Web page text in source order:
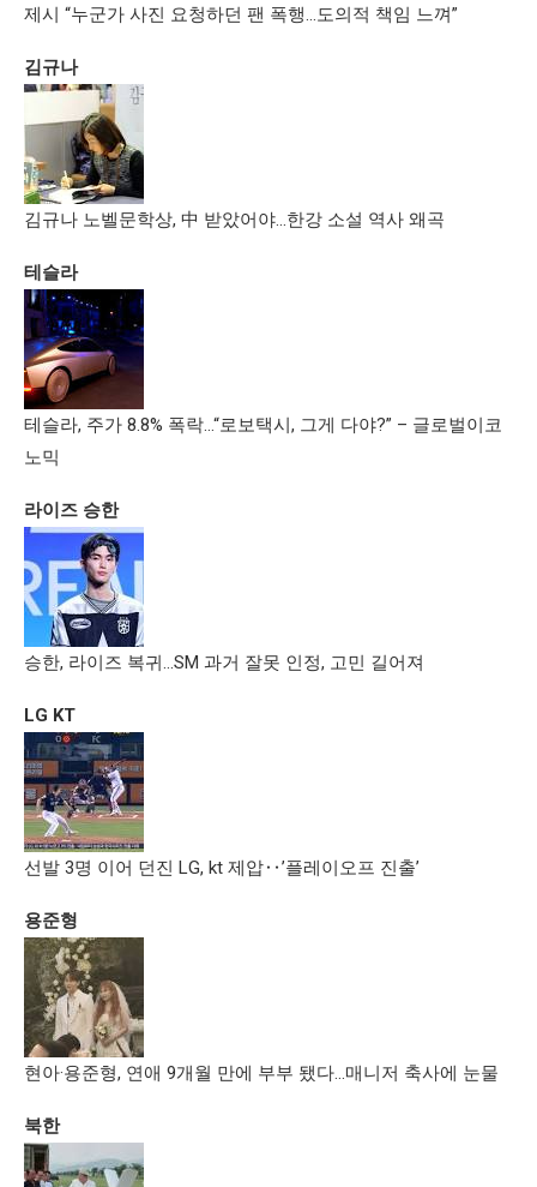
제시 “누군가 사진 요청하던 팬 폭행…도의적 책임 느껴”
김규나
김규나 노벨문학상, 中 받았어야…한강 소설 역사 왜곡
테슬라
테슬라, 주가 8.8% 폭락…“로보택시, 그게 다야?” – 글로벌이코
노믹
라이즈 승한
승한, 라이즈 복귀…SM 과거 잘못 인정, 고민 길어져
LG KT
선발 3명 이어 던진 LG, kt 제압‥’플레이오프 진출’
용준형
현아·용준형, 연애 9개월 만에 부부 됐다…매니저 축사에 눈물
북한